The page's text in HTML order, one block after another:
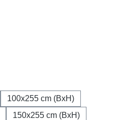
100x255 cm (BxH)
150x255 cm (BxH)